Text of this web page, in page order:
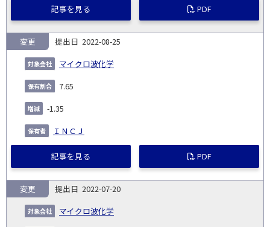
記事を見る PDF
2022-08-25
マイクロ波化学
変更
7.65
-1.35
ＩＮＣＪ
記事を見る PDF
2022-07-20
マイクロ波化学
変更